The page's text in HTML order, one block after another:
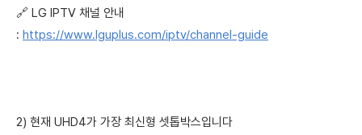
🔗 LG IPTV 채널 안내
: https://www.lguplus.com/iptv/channel-guide
2) 현재 UHD4가 가장 최신형 셋톱박스입니다